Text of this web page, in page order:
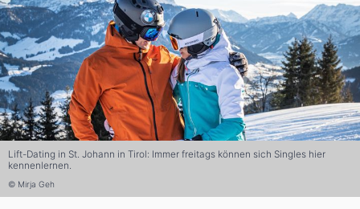
Lift-Dating in St. Johann in Tirol: Immer freitags können sich Singles hier
kennenlernen.
© Mirja Geh